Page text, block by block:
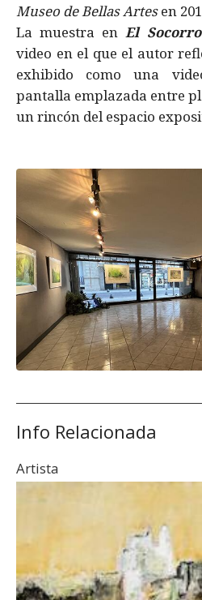
Museo de Bellas Artesen
La muestra enEl Socorro
video en el que el autor
exhibido como una
pantalla emplazada entre
un rincón del espacio
Info Relacionada
Artista